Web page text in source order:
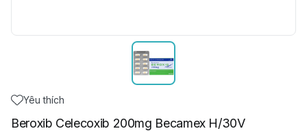
Yêu thích
Beroxib Celecoxib 200mg Becamex H/30V